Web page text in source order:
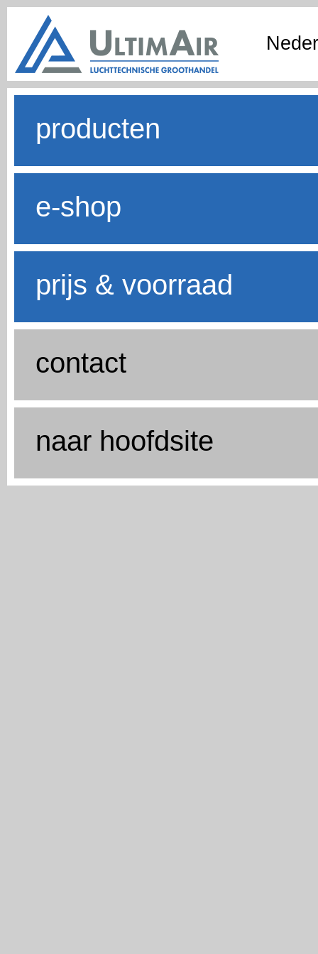
producten
e-shop
prijs & voorraad
contact
naar hoofdsite